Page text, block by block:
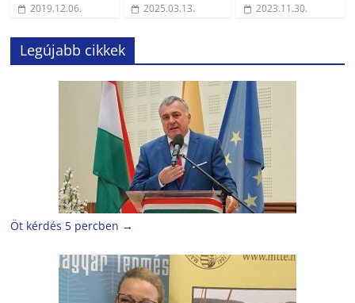
2019.12.06. 2025.03.13. 2023.11.30.
Legújabb cikkek
Öt kérdés 5 percben →